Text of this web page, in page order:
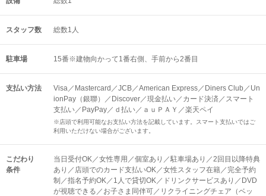
スタッフ数 総数1人
駐車場 15番※建物向かって1番右側、手前から2番目
支払い方法
Visa／Mastercard／JCB／American Express／Diners Club／Un
ionPay（銀聯）／Discover／現金払い／カード決済／スマート
支払い／PayPay／ｄ払い／ａｕＰＡＹ／楽天ペイ
※店頭で利用可能なお支払い方法を記載しています。スマート支払いではご
利用いただけない場合がございます。
こだわり
条件
当日受付OK／女性専用／個室あり／駐車場あり／2回目以降特典
あり／店頭でのカード支払いOK／女性スタッフ在籍／完全予約
制／指名予約OK／1人で貸切OK／ドリンクサービスあり／DVD
が視聴できる／お子さま同伴可／リクライニングチェア（ベッ